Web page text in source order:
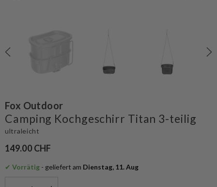
Fox Outdoor
Camping Kochgeschirr Titan 3-teilig
ultraleicht
149.00 CHF
✔ Vorrätig - geliefert am Dienstag, 11. Aug